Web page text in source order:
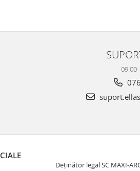
Deținător legal SC MAXI-